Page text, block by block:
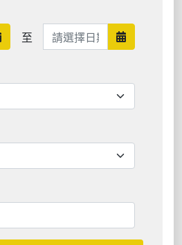
日期範圍開始
至 日期範圍結束 日期範圍